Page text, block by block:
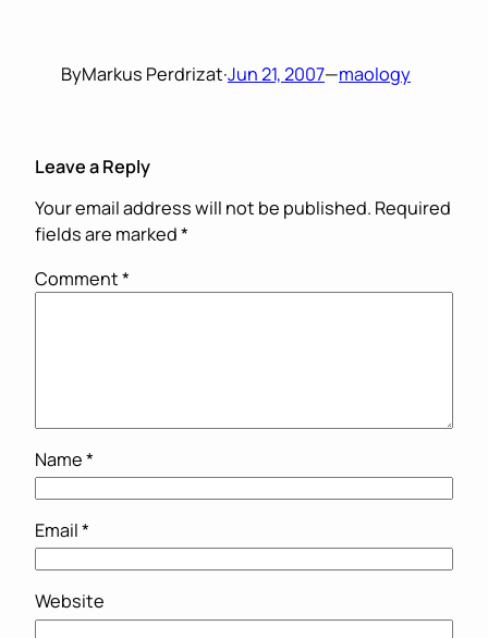
ByMarkus Perdrizat·Jun 21, 2007—maology
Leave a Reply
Your email address will not be published. Required
fields are marked*
Comment*
Name*
Email*
Website